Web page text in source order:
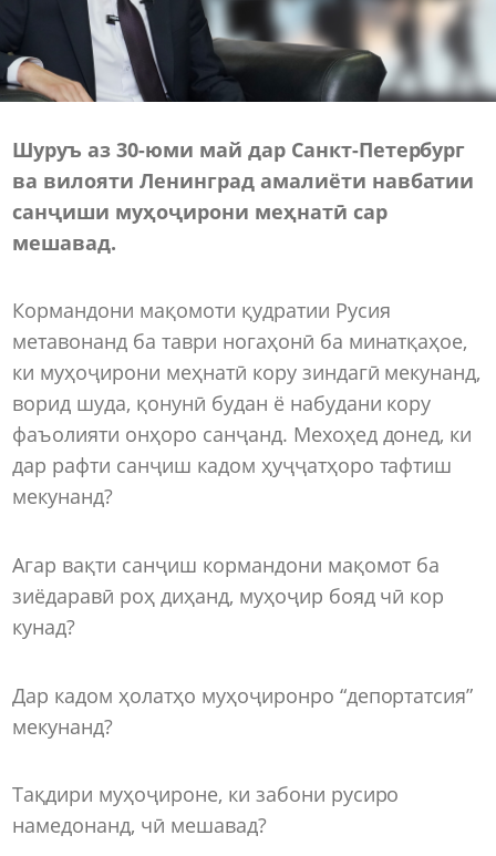
Шуруъ аз 30-юми май дар Санкт-Петербург
ва вилояти Ленинград амалиёти навбатии
санҷиши муҳоҷирони меҳнатӣ сар
мешавад.
Кормандони мақомоти қудратии Русия
метавонанд ба таври ногаҳонӣ ба минатқаҳое,
ки муҳоҷирони меҳнатӣ кору зиндагӣ мекунанд,
ворид шуда, қонунӣ будан ё набудани кору
фаъолияти онҳоро санҷанд. Мехоҳед донед, ки
дар рафти санҷиш кадом ҳуҷҷатҳоро тафтиш
мекунанд?
Агар вақти санҷиш кормандони мақомот ба
зиёдаравӣ роҳ диҳанд, муҳоҷир бояд чӣ кор
кунад?
Дар кадом ҳолатҳо муҳоҷиронро “депортатсия”
мекунанд?
Тақдири муҳоҷироне, ки забони русиро
намедонанд, чӣ мешавад?